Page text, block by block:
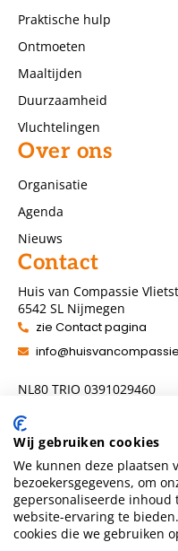
Praktische hulp
Ontmoeten
Maaltijden
Duurzaamheid
Vluchtelingen
Over ons
Organisatie
Agenda
Nieuws
Contact
Huis van Compassie
6542 SL Nijmegen
zie Contact pagina
NL80 TRIO 0391029460
Volg ons
Wij gebruiken cookies
We kunnen deze plaatsen
bezoekersgegevens, om
gepersonaliseerde inhoud
website-ervaring te
cookies die we gebruiken